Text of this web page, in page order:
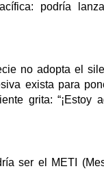
podría
no adopta el
exista para
grita: “¡Estoy
ser el METI